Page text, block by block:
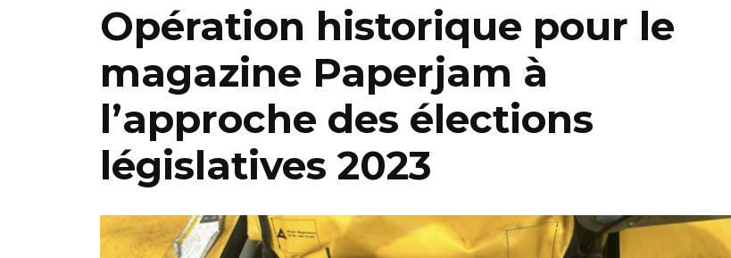
Opération historique pour le
magazine Paperjam à
l’approche des élections
législatives 2023